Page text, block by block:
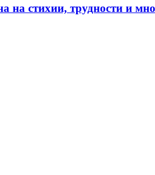
стихии, трудности и